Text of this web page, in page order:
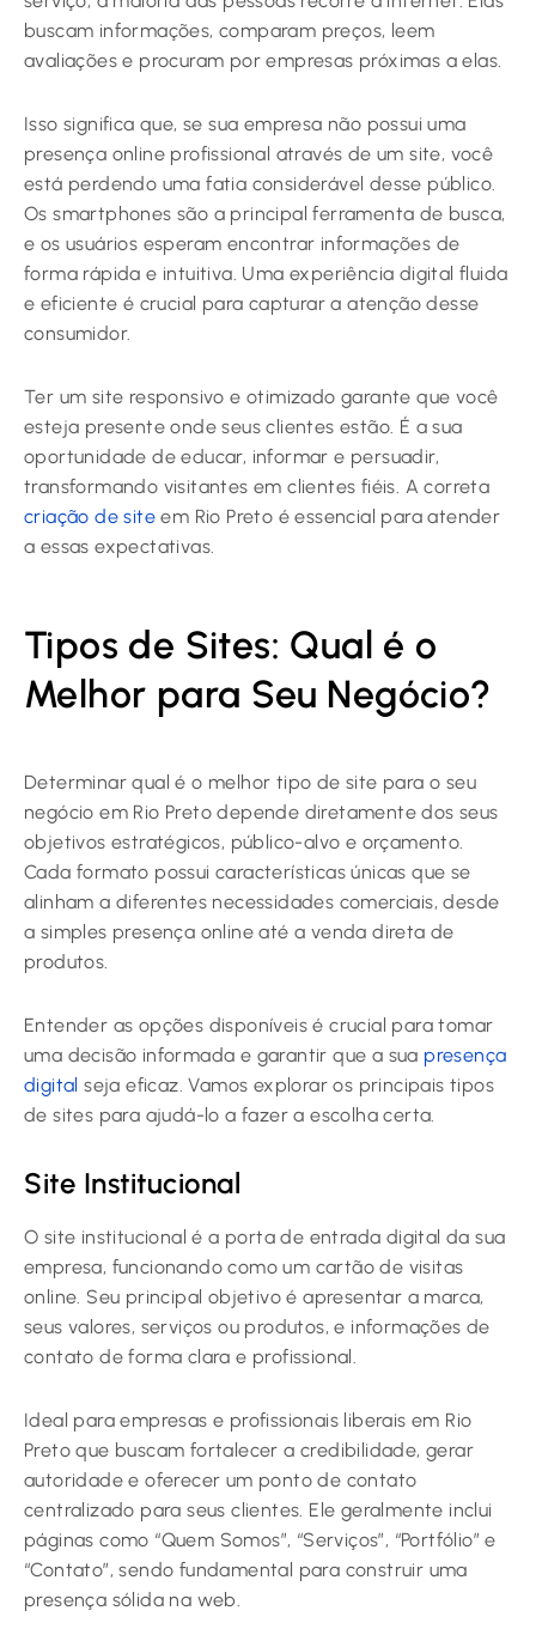
buscam informações, comparam preços, leem
avaliações e procuram por empresas próximas a elas.
Isso significa que, se sua empresa não possui uma
presença online profissional através de um site, você
está perdendo uma fatia considerável desse público.
Os smartphones são a principal ferramenta de busca,
e os usuários esperam encontrar informações de
forma rápida e intuitiva. Uma experiência digital fluida
e eficiente é crucial para capturar a atenção desse
consumidor.
Ter um site responsivo e otimizado garante que você
esteja presente onde seus clientes estão. É a sua
oportunidade de educar, informar e persuadir,
transformando visitantes em clientes fiéis. A correta
criação de site em Rio Preto é essencial para atender
a essas expectativas.
Tipos de Sites: Qual é o
Melhor para Seu Negócio?
Determinar qual é o melhor tipo de site para o seu
negócio em Rio Preto depende diretamente dos seus
objetivos estratégicos, público-alvo e orçamento.
Cada formato possui características únicas que se
alinham a diferentes necessidades comerciais, desde
a simples presença online até a venda direta de
produtos.
Entender as opções disponíveis é crucial para tomar
uma decisão informada e garantir que a sua presença
digital seja eficaz. Vamos explorar os principais tipos
de sites para ajudá-lo a fazer a escolha certa.
Site Institucional
O site institucional é a porta de entrada digital da sua
empresa, funcionando como um cartão de visitas
online. Seu principal objetivo é apresentar a marca,
seus valores, serviços ou produtos, e informações de
contato de forma clara e profissional.
Ideal para empresas e profissionais liberais em Rio
Preto que buscam fortalecer a credibilidade, gerar
autoridade e oferecer um ponto de contato
centralizado para seus clientes. Ele geralmente inclui
páginas como “Quem Somos”, “Serviços”, “Portfólio” e
“Contato”, sendo fundamental para construir uma
presença sólida na web.